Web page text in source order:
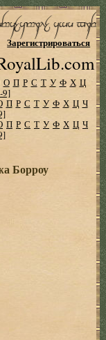
Зарегистрироваться
О П Р С Т У Ф Х Ц
9]
П Р С Т У Ф Х Ц Ч
П Р С Т У Ф Х Ц Ч
Борроу